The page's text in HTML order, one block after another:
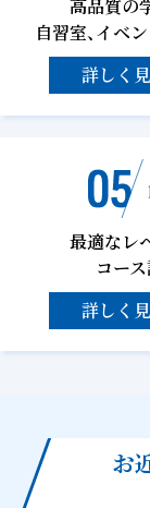
高品質の
自習室、イベ
詳しく
最適なレ
コー
詳しく
お